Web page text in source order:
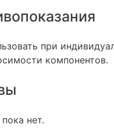
при
компонентов.
нет.